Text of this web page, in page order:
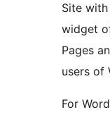
Site
widget
Pages
users of
For